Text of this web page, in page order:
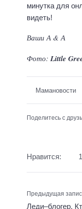
минутка для
видеть!
Ваши А & А
Фото: Little
Мамановости
Поделитесь с
Нравится:
Предыдущая
Леди–блогер.